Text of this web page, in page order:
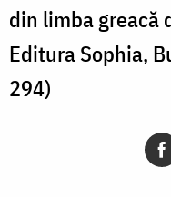
din limba greacă
Editura Sophia,
294)